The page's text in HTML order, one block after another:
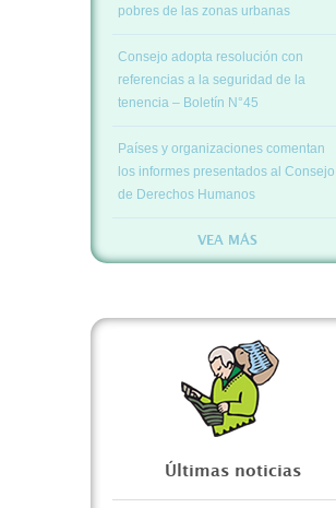
pobres de las zonas urbanas
Consejo adopta resolución con
referencias a la seguridad de la
tenencia – Boletín N°45
Países y organizaciones comentan
los informes presentados al Consejo
de Derechos Humanos
VEA MÁS
Últimas noticias